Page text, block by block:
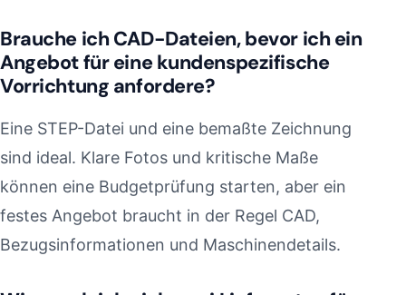
Brauche ich CAD-Dateien, bevor ich ein
Angebot für eine kundenspezifische
Vorrichtung anfordere?
Eine STEP-Datei und eine bemaßte Zeichnung
sind ideal. Klare Fotos und kritische Maße
können eine Budgetprüfung starten, aber ein
festes Angebot braucht in der Regel CAD,
Bezugsinformationen und Maschinendetails.